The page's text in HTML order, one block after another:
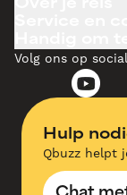
Volg ons op
Hulp
Qbuzz helpt